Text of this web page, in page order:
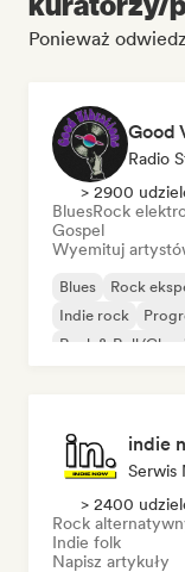
Ponieważ
Good
Radio
> 2900
BluesRock
Gospel
Wyemituj
Blues Rock
Indie rock
Rock & Roll/
indie
Serwis
> 2400
Rock
Indie folk
Napisz artykuły